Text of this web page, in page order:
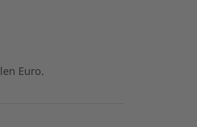
Euro.